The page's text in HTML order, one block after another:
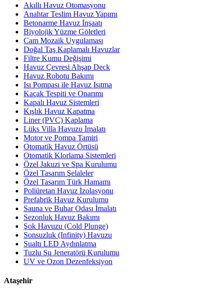
Akıllı Havuz Otomasyonu
Anahtar Teslim Havuz Yapımı
Betonarme Havuz İnşaatı
Biyolojik Yüzme Göletleri
Cam Mozaik Uygulaması
Doğal Taş Kaplamalı Havuzlar
Filtre Kumu Değişimi
Havuz Çevresi Ahşap Deck
Havuz Robotu Bakımı
Isı Pompası ile Havuz Isıtma
Kaçak Tespiti ve Onarımı
Kapalı Havuz Sistemleri
Kışlık Havuz Kapatma
Liner (PVC) Kaplama
Lüks Villa Havuzu İmalatı
Motor ve Pompa Tamiri
Otomatik Havuz Örtüsü
Otomatik Klorlama Sistemleri
Özel Jakuzi ve Spa Kurulumu
Özel Tasarım Şelaleler
Özel Tasarım Türk Hamamı
Poliüretan Havuz İzolasyonu
Prefabrik Havuz Kurulumu
Sauna ve Buhar Odası İmalatı
Sezonluk Havuz Bakımı
Şok Havuzu (Cold Plunge)
Sonsuzluk (Infinity) Havuzu
Sualtı LED Aydınlatma
Tuzlu Su Jeneratörü Kurulumu
UV ve Ozon Dezenfeksiyon
Ataşehir